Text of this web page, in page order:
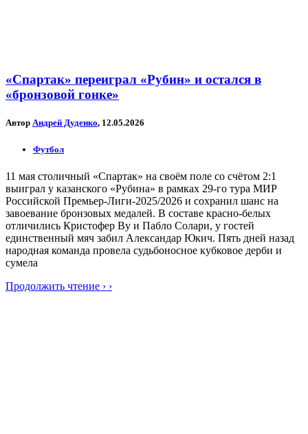
«Спартак» переиграл «Рубин» и остался в
«бронзовой гонке»
Автор Андрей Дуденко, 12.05.2026
Футбол
11 мая столичный «Спартак» на своём поле со счётом 2:1
выиграл у казанского «Рубина» в рамках 29-го тура МИР
Российской Премьер-Лиги-2025/2026 и сохранил шанс на
завоевание бронзовых медалей. В составе красно-белых
отличились Кристофер Ву и Пабло Солари, у гостей
единственный мяч забил Александар Юкич. Пять дней назад
народная команда провела судьбоносное кубковое дерби и
сумела
Продолжить чтение › ›